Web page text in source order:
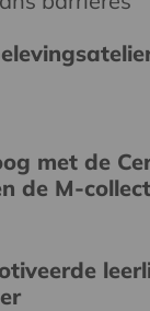
met de
de M-